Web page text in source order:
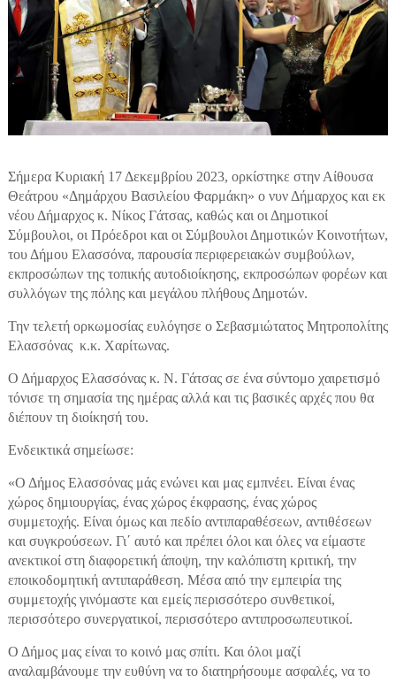
Σήμερα Κυριακή 17 Δεκεμβρίου 2023, ορκίστηκε στην Αίθουσα
Θεάτρου «Δημάρχου Βασιλείου Φαρμάκη» ο νυν Δήμαρχος και εκ
νέου Δήμαρχος κ. Νίκος Γάτσας, καθώς και οι Δημοτικοί
Σύμβουλοι, οι Πρόεδροι και οι Σύμβουλοι Δημοτικών Κοινοτήτων,
του Δήμου Ελασσόνα, παρουσία περιφερειακών συμβούλων,
εκπροσώπων της τοπικής αυτοδιοίκησης, εκπροσώπων φορέων και
συλλόγων της πόλης και μεγάλου πλήθους Δημοτών.
Την τελετή ορκωμοσίας ευλόγησε ο Σεβασμιώτατος Μητροπολίτης
Ελασσόνας κ.κ. Χαρίτωνας.
Ο Δήμαρχος Ελασσόνας κ. Ν. Γάτσας σε ένα σύντομο χαιρετισμό
τόνισε τη σημασία της ημέρας αλλά και τις βασικές αρχές που θα
διέπουν τη διοίκησή του.
Ενδεικτικά σημείωσε:
«Ο Δήμος Ελασσόνας μάς ενώνει και μας εμπνέει. Είναι ένας
χώρος δημιουργίας, ένας χώρος έκφρασης, ένας χώρος
συμμετοχής. Είναι όμως και πεδίο αντιπαραθέσεων, αντιθέσεων
και συγκρούσεων. Γι΄ αυτό και πρέπει όλοι και όλες να είμαστε
ανεκτικοί στη διαφορετική άποψη, την καλόπιστη κριτική, την
εποικοδομητική αντιπαράθεση. Μέσα από την εμπειρία της
συμμετοχής γινόμαστε και εμείς περισσότερο συνθετικοί,
περισσότερο συνεργατικοί, περισσότερο αντιπροσωπευτικοί.
Ο Δήμος μας είναι το κοινό μας σπίτι. Και όλοι μαζί
αναλαμβάνουμε την ευθύνη να το διατηρήσουμε ασφαλές, να το